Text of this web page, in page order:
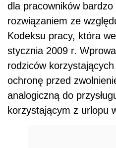
dla pracowników
rozwiązaniem ze
Kodeksu pracy, która
stycznia 2009 r.
rodziców
ochronę przed
analogiczną do
korzystającym z urlopu